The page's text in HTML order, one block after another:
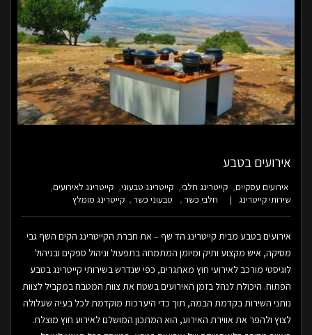
אירועים בטבע
אירועים עסקיים קייטרינג חלבי קייטרינג טבעוני
קייטרינג לאירועים
שירותי קייטרינג
חלבי כשר טבעוני כשר קייטרינג מומלץ
אירועים בטבע מבית קייטרינג הד שף – את חברת הקייטרינג הקים השף גבי
מסיקה, איש מקצוע ותיק ומיומן המתמחה בתפעול וניהול ספקים ובניהול
לוגיסטי מורכב לאירועי חוץ מאתגרים, כפי שנדרש בשירותי קייטרינג בטבע
הפתוח. היכולת לנהל בזמן האירועים בשטח את צוות המטבח במקביל לצוות
נותני השירות בקדמת הבמה, תוך כדי היערכות מוקדמת לכל בעיה שעלולה
לצוץ ולהפר את אווירת האירוע, הוא המתכון המושלם לאירוע חוץ מוצלח.